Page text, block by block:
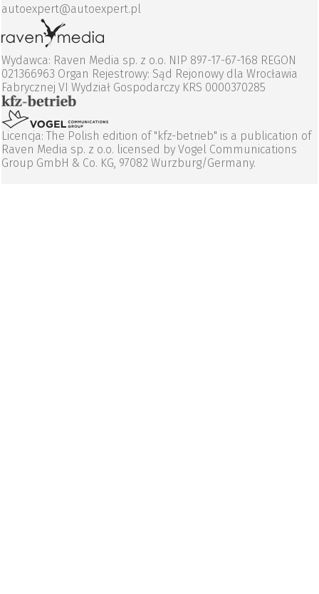
autoexpert@autoexpert.pl
Wydawca: Raven Media sp. z o.o. NIP 897-17-67-168 REGON
021366963 Organ Rejestrowy: Sąd Rejonowy dla Wrocławia
Fabrycznej VI Wydział Gospodarczy KRS 0000370285
Licencja: The Polish edition of "kfz-betrieb" is a publication of
Raven Media sp. z o.o. licensed by Vogel Communications
Group GmbH & Co. KG, 97082 Wurzburg/Germany.